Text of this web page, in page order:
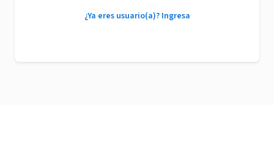
¿Ya eres usuario(a)? Ingresa